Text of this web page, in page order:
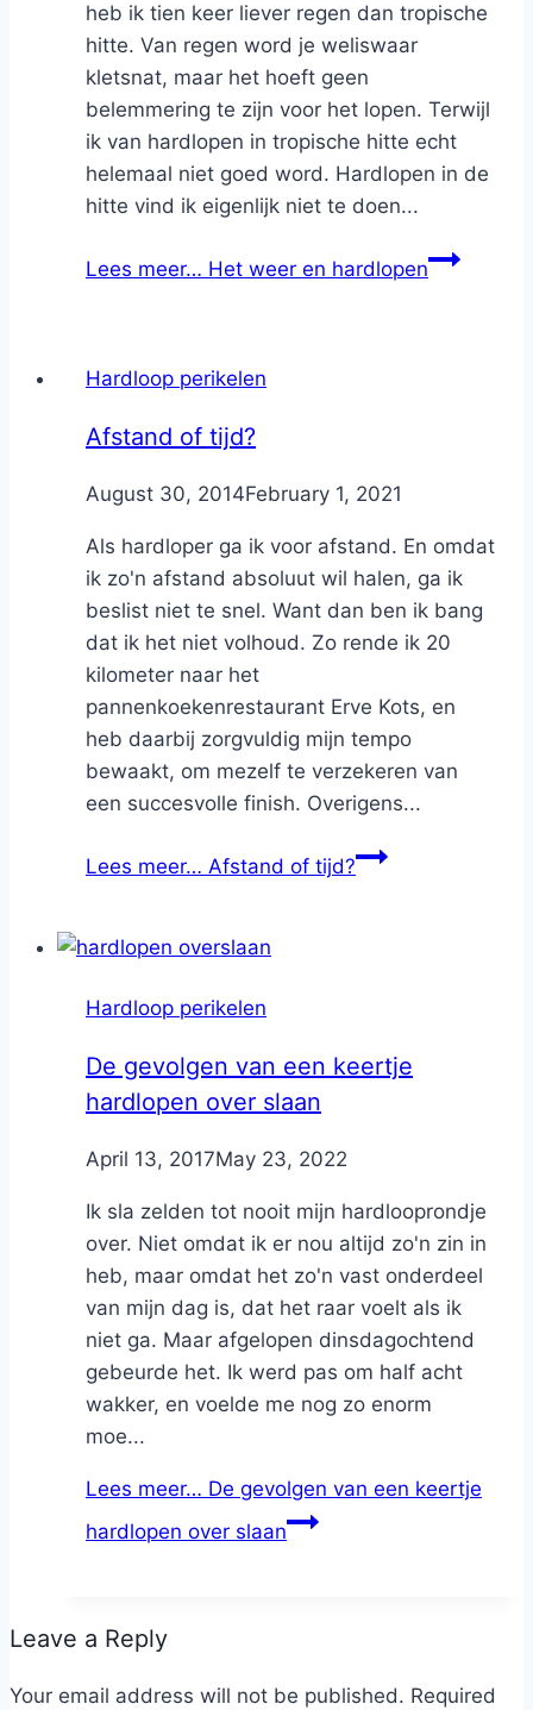
heb ik tien keer liever regen dan tropische
hitte. Van regen word je weliswaar
kletsnat, maar het hoeft geen
belemmering te zijn voor het lopen. Terwijl
ik van hardlopen in tropische hitte echt
helemaal niet goed word. Hardlopen in de
hitte vind ik eigenlijk niet te doen...
Lees meer… Het weer en hardlopen
Hardloop perikelen
Afstand of tijd?
ByNicole
August 30, 2014February 1, 2021
Als hardloper ga ik voor afstand. En omdat
ik zo'n afstand absoluut wil halen, ga ik
beslist niet te snel. Want dan ben ik bang
dat ik het niet volhoud. Zo rende ik 20
kilometer naar het
pannenkoekenrestaurant Erve Kots, en
heb daarbij zorgvuldig mijn tempo
bewaakt, om mezelf te verzekeren van
een succesvolle finish. Overigens...
Lees meer… Afstand of tijd?
Hardloop perikelen
De gevolgen van een keertje
hardlopen over slaan
ByNicole
April 13, 2017May 23, 2022
Ik sla zelden tot nooit mijn hardlooprondje
over. Niet omdat ik er nou altijd zo'n zin in
heb, maar omdat het zo'n vast onderdeel
van mijn dag is, dat het raar voelt als ik
niet ga. Maar afgelopen dinsdagochtend
gebeurde het. Ik werd pas om half acht
wakker, en voelde me nog zo enorm
moe...
Lees meer… De gevolgen van een keertje
hardlopen over slaan
Leave a Reply
Your email address will not be published. Required